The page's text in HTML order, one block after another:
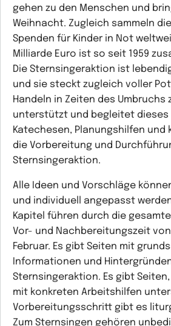
gehen zu den Menschen und
Weihnacht. Zugleich sammeln
Spenden für Kinder in Not
Milliarde Euro ist so seit 1959
Die Sternsingeraktion ist
und sie steckt zugleich voller
Handeln in Zeiten des Umbruchs
unterstützt und begleitet dieses
Katechesen, Planungshilfen und
die Vorbereitung und
Sternsingeraktion.
Alle Ideen und Vorschläge
und individuell angepasst
Kapitel führen durch die
Vor- und Nachbereitungszeit
Februar. Es gibt Seiten mit
Informationen und
Sternsingeraktion. Es gibt
mit konkreten Arbeitshilfen
Vorbereitungsschritt gibt es
Zum Sternsingen gehören